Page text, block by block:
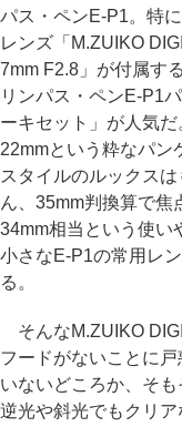
パス・ペンE-P1。特
レンズ「M.ZUIKO
7mm F2.8」が付属す
リンパス・ペンE-P1
ーキセット」が人気だ
22mmという粋なパン
スタイルのルックスは
ん、35mm判換算で焦
34mm相当という使い
小さなE-P1の常用レ
る。
そんなM.ZUIKO
フードがないことに
いないどころか、そも
逆光や斜光でもクリ